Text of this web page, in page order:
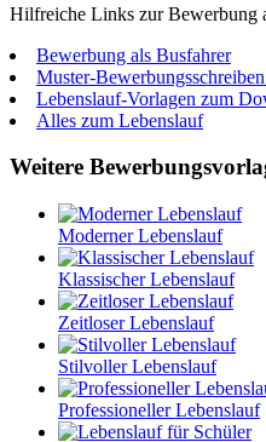
Hilfreiche Links zur Bewerbung
Bewerbung als Busfahrer
Muster-
Lebenslauf-Vorlagen zum
Alles zum Lebenslauf
Weitere
Moderner Lebenslauf
Klassischer Lebenslauf
Zeitloser Lebenslauf
Stilvoller Lebenslauf
Professioneller Lebenslauf